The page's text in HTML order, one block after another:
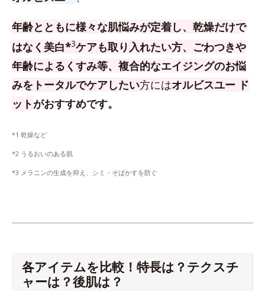
年齢とともに様々な肌悩みが定着し、乾燥だけで
はなく美白*3ケアも取り入れたい方、 ごわつきや
年齢によるくすみ等、複合的なエイジングのお悩
みをトータルでケアしたい方にはオルビスユー ド
ットがおすすめです。
*1 乾燥など
*2 うるおいのある肌
*3 メラニンの生成を抑え、シミ・そばかすを防ぐ
各アイテムを比較！特長は？テクスチ
ャーは？後肌は？